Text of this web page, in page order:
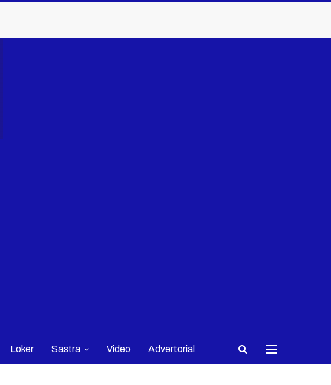
Loker Sastra Video Advertorial